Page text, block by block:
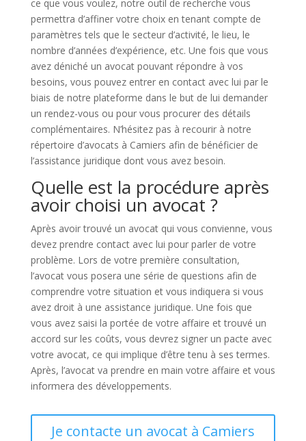
ce que vous voulez, notre outil de recherche vous
permettra d’affiner votre choix en tenant compte de
paramètres tels que le secteur d’activité, le lieu, le
nombre d’années d’expérience, etc. Une fois que vous
avez déniché un avocat pouvant répondre à vos
besoins, vous pouvez entrer en contact avec lui par le
biais de notre plateforme dans le but de lui demander
un rendez-vous ou pour vous procurer des détails
complémentaires. N’hésitez pas à recourir à notre
répertoire d’avocats à Camiers afin de bénéficier de
l’assistance juridique dont vous avez besoin.
Quelle est la procédure après
avoir choisi un avocat ?
Après avoir trouvé un avocat qui vous convienne, vous
devez prendre contact avec lui pour parler de votre
problème. Lors de votre première consultation,
l’avocat vous posera une série de questions afin de
comprendre votre situation et vous indiquera si vous
avez droit à une assistance juridique. Une fois que
vous avez saisi la portée de votre affaire et trouvé un
accord sur les coûts, vous devrez signer un pacte avec
votre avocat, ce qui implique d’être tenu à ses termes.
Après, l’avocat va prendre en main votre affaire et vous
informera des développements.
Je contacte un avocat à Camiers